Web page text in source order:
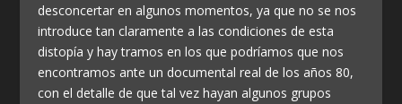
desconcertar en algunos momentos, ya que no se nos
introduce tan claramente a las condiciones de esta
distopía y hay tramos en los que podríamos que nos
encontramos ante un documental real de los años 80,
con el detalle de que tal vez hayan algunos grupos